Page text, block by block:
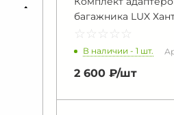
багажника LUX
☆ ☆ ☆ ☆ ☆
★ ★ ★ ★ ★
В наличии - 1 шт.
2 600 ₽/шт